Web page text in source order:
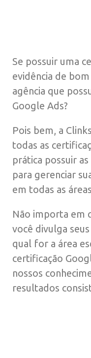
Se possuir uma
evidência de
agência que
Google Ads?
Pois bem, a
todas as
prática possuir
para gerenciar
em todas as
Não importa em
você divulga
qual for a área
certificação
nossos
resultados